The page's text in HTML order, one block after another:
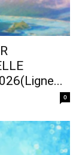
0